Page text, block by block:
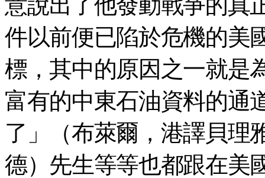
件以前便已陷於危機的美
標，其中的原因之一就是
富有的中東石油資料的通
了」（布萊爾，港譯貝理
德）先生等等也都跟在美